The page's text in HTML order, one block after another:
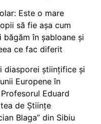
Este o mare
să fie așa cum
băgăm în șabloane și
ce fac diferit
diasporei științifice și
Europene în
Eduard
de Științe
Blaga” din Sibiu